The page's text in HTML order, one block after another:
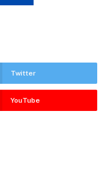
Twitter
YouTube